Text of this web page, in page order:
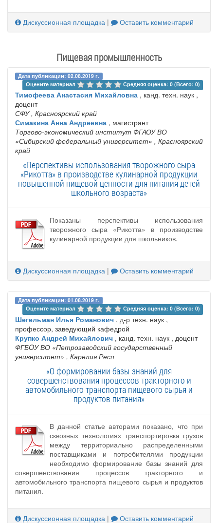
Дискуссионная площадка | Оставить комментарий
Пищевая промышленность
Дата публикации: 02.08.2019 г.
Оцените материал
Средняя оценка: 0 (Всего: 0)
Тимофеева Анастасия Михайловна , канд. техн. наук ,
доцент
СФУ , Красноярский край
Симакина Анна Андреевна , магистрант
Торгово-экономический институт ФГАОУ ВО
«Сибирский федеральный университет» , Красноярский
край
«Перспективы использования творожного сыра
«Рикотта» в производстве кулинарной продукции
повышенной пищевой ценности для питания детей
школьного возраста»
Показаны перспективы использования
творожного сыра «Рикотта» в производстве
кулинарной продукции для школьников.
Дискуссионная площадка | Оставить комментарий
Дата публикации: 01.08.2019 г.
Оцените материал
Средняя оценка: 0 (Всего: 0)
Шегельман Илья Романович , д-р техн. наук ,
профессор, заведующий кафедрой
Крупко Андрей Михайлович , канд. техн. наук , доцент
ФГБOУ ВО «Петрозаводский государственный
университет» , Карелия Респ
«О формировании базы знаний для
совершенствования процессов тракторного и
автомобильного транспорта пищевого сырья и
продуктов питания»
В данной статье авторами показано, что при
сквозных технологиях транспортировка грузов
между территориально распределенными
поставщиками и потребителями продукции
необходимо формирование базы знаний для
совершенствования процессов тракторного и
автомобильного транспорта пищевого сырья и продуктов
питания.
Дискуссионная площадка | Оставить комментарий